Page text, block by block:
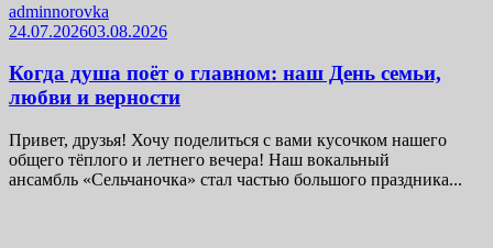
adminnorovka
24.07.202603.08.2026
Когда душа поёт о главном: наш День семьи,
любви и верности
Привет, друзья! Хочу поделиться с вами кусочком нашего
общего тёплого и летнего вечера! Наш вокальный
ансамбль «Сельчаночка» стал частью большого праздника...